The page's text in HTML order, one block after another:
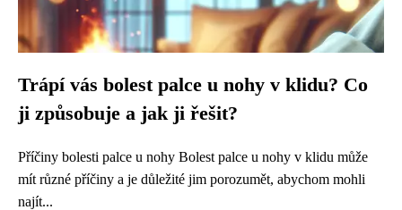
Trápí vás bolest palce u nohy v klidu? Co
ji způsobuje a jak ji řešit?
Příčiny bolesti palce u nohy Bolest palce u nohy v klidu může
mít různé příčiny a je důležité jim porozumět, abychom mohli
najít...